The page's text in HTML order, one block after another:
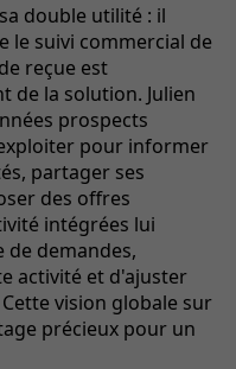
double utilité : il
le suivi commercial de
reçue est
de la solution. Julien
prospects
pour informer
partager ses
des offres
intégrées lui
demandes,
activité et d'ajuster
vision globale sur
précieux pour un